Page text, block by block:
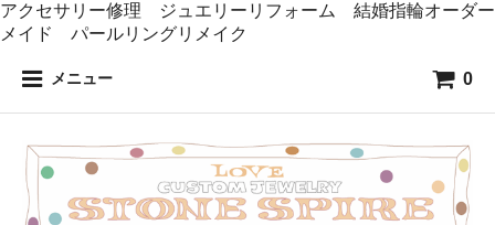
アクセサリー修理 ジュエリーリフォーム 結婚指輪オーダー
メイド パールリングリメイク
メニュー 0